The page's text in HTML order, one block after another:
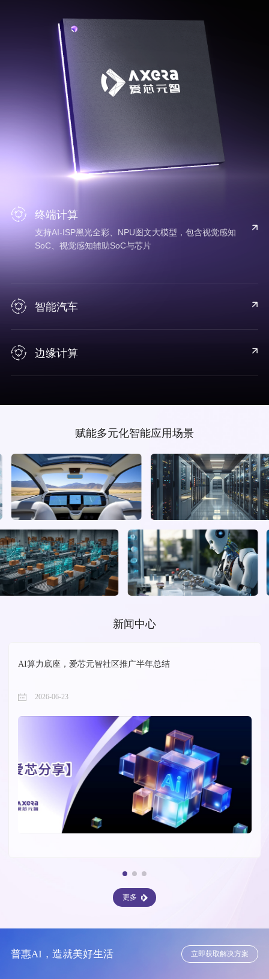
终端计算
支持AI-ISP黑光全彩、NPU图文大模型，包含视觉感知
SoC、视觉感知辅助SoC与芯片
智能汽车
边缘计算
赋能多元化智能应用场景
新闻中心
AI算力底座，爱芯元智社区推广半年总结
2026-06-23
更多
普惠AI，造就美好生活 立即获取解决方案